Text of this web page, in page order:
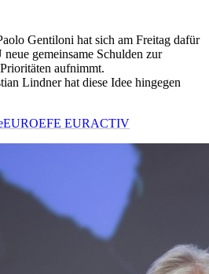
Gentiloni hat sich am Freitag dafür
neue gemeinsame Schulden zur
aufnimmt.
Lindner hat diese Idee hingegen
EUROEFE EURACTIV